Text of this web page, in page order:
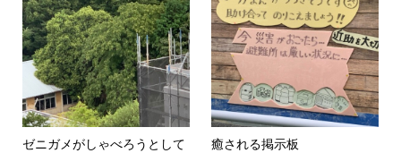
ゼニガメがしゃべろうとして 癒される掲示板